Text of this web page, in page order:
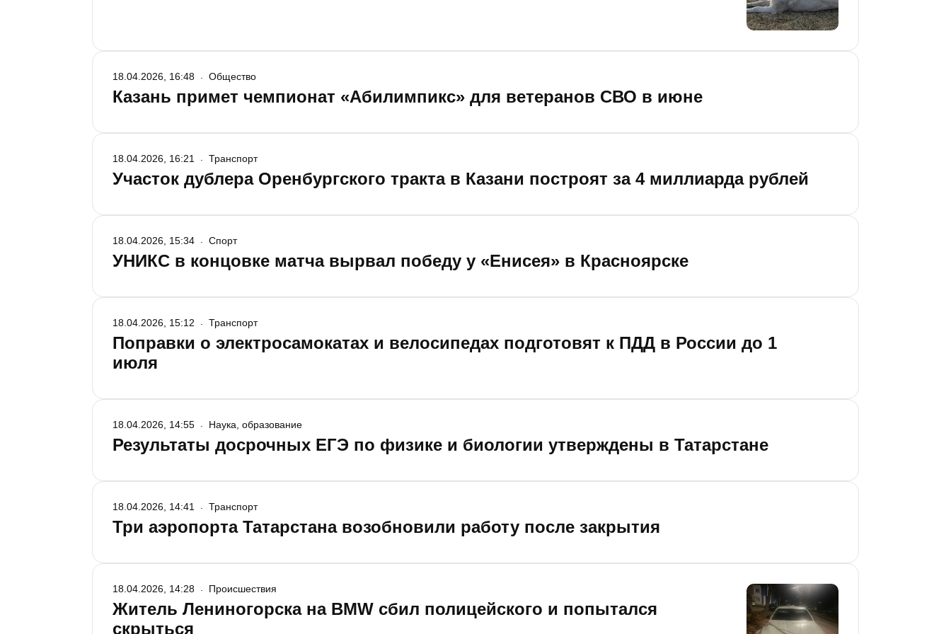
Казань примет чемпионат «Абилимпикс» для ветеранов СВО в июне
18.04.2026, 16:48 Общество
Участок дублера Оренбургского тракта в Казани построят за 4 миллиарда рублей
18.04.2026, 16:21 Транспорт
УНИКС в концовке матча вырвал победу у «Енисея» в Красноярске
18.04.2026, 15:34 Спорт
Поправки о электросамокатах и велосипедах подготовят к ПДД в России до 1
июля
18.04.2026, 15:12 Транспорт
Результаты досрочных ЕГЭ по физике и биологии утверждены в Татарстане
18.04.2026, 14:55 Наука, образование
Три аэропорта Татарстана возобновили работу после закрытия
18.04.2026, 14:41 Транспорт
Житель Лениногорска на BMW сбил полицейского и попытался
скрыться
18.04.2026, 14:28 Происшествия